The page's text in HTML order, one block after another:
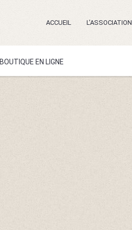
ACCUEIL L’ASSOCIATION
BOUTIQUE EN LIGNE